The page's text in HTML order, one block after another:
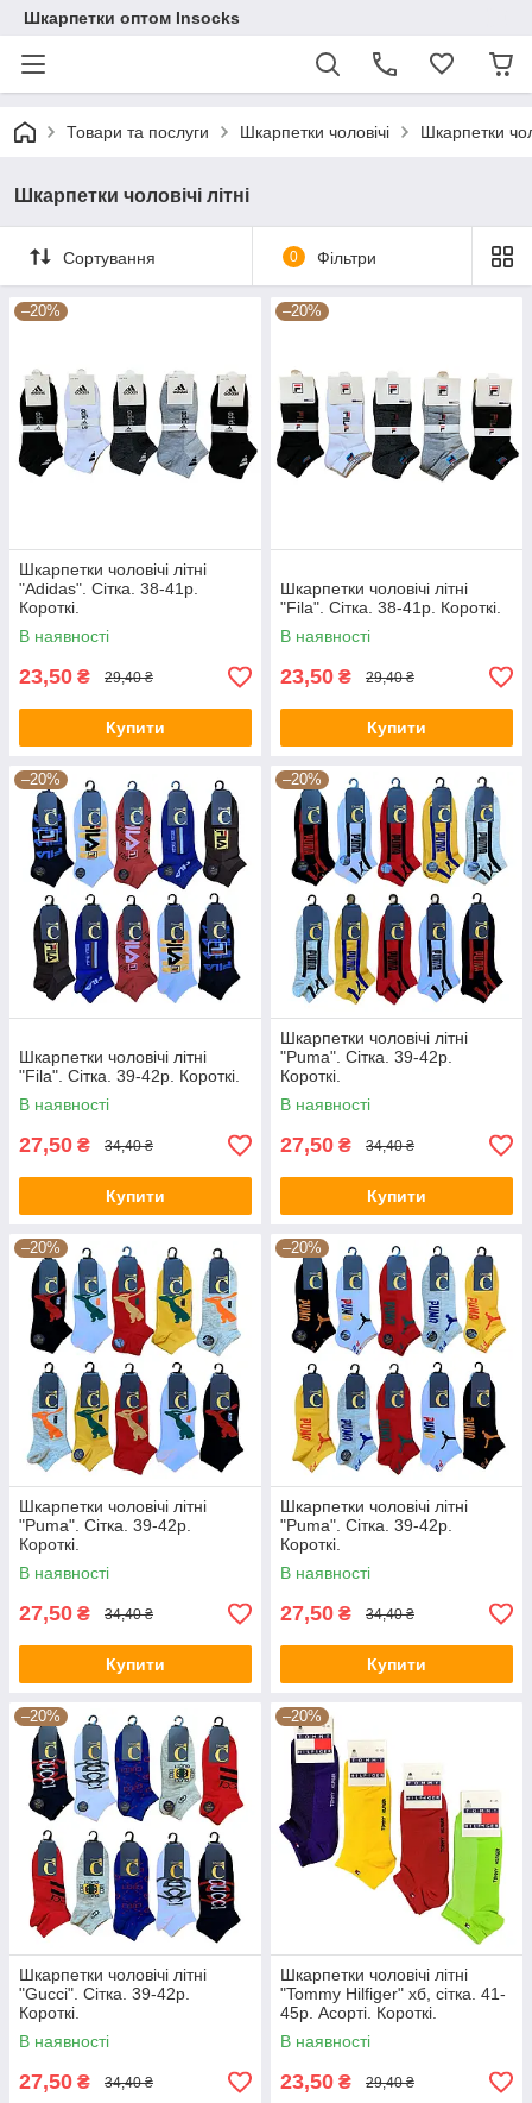
Шкарпетки оптом Insocks
Товари та послуги Шкарпетки чоловічі Шкарпетки
Шкарпетки чоловічі літні
Сортування 0 Фільтри
–20%
Шкарпетки чоловічі літні
"Adidas". Сітка. 38-41р.
Короткі.
В наявності
23,50 ₴ 29,40 ₴
Купити
–20%
Шкарпетки чоловічі літні
"Fila". Сітка. 38-41р. Короткі.
В наявності
23,50 ₴ 29,40 ₴
Купити
–20%
Шкарпетки чоловічі літні
"Fila". Сітка. 39-42р. Короткі.
В наявності
27,50 ₴ 34,40 ₴
Купити
–20%
Шкарпетки чоловічі літні
"Puma". Сітка. 39-42р.
Короткі.
В наявності
27,50 ₴ 34,40 ₴
Купити
–20%
Шкарпетки чоловічі літні
"Puma". Сітка. 39-42р.
Короткі.
В наявності
27,50 ₴ 34,40 ₴
Купити
–20%
Шкарпетки чоловічі літні
"Puma". Сітка. 39-42р.
Короткі.
В наявності
27,50 ₴ 34,40 ₴
Купити
–20%
Шкарпетки чоловічі літні
"Gucci". Сітка. 39-42р.
Короткі.
В наявності
27,50 ₴ 34,40 ₴
–20%
Шкарпетки чоловічі літні
"Tommy Hilfiger" хб, сітка. 41-
45р. Асорті. Короткі.
В наявності
23,50 ₴ 29,40 ₴